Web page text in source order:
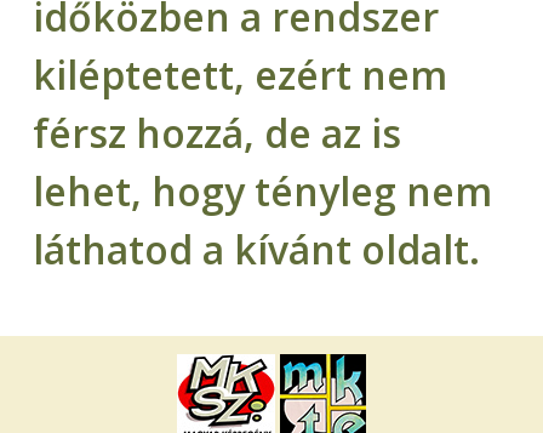
időközben a rendszer
kiléptetett, ezért nem
férsz hozzá, de az is
lehet, hogy tényleg nem
láthatod a kívánt oldalt.